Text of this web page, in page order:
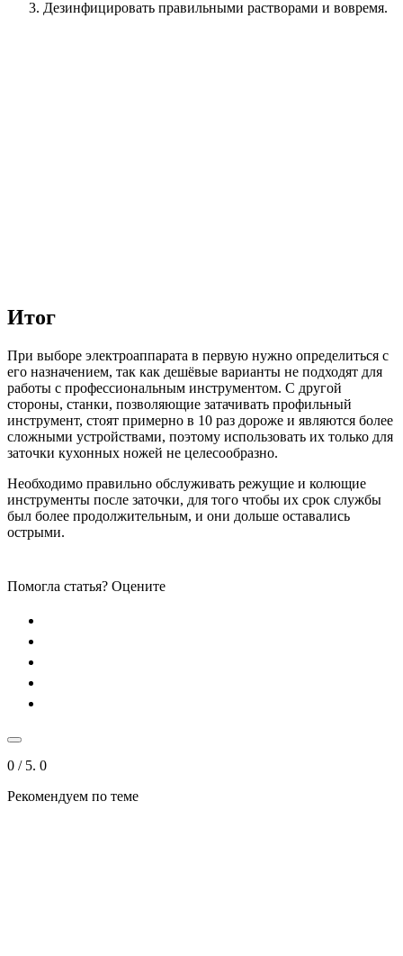
Дезинфицировать правильными растворами и вовремя.
Итог
При выборе электроаппарата в первую нужно определиться с
его назначением, так как дешёвые варианты не подходят для
работы с профессиональным инструментом. С другой
стороны, станки, позволяющие затачивать профильный
инструмент, стоят примерно в 10 раз дороже и являются более
сложными устройствами, поэтому использовать их только для
заточки кухонных ножей не целесообразно.
Необходимо правильно обслуживать режущие и колющие
инструменты после заточки, для того чтобы их срок службы
был более продолжительным, и они дольше оставались
острыми.
Помогла статья? Оцените
0 / 5. 0
Рекомендуем по теме